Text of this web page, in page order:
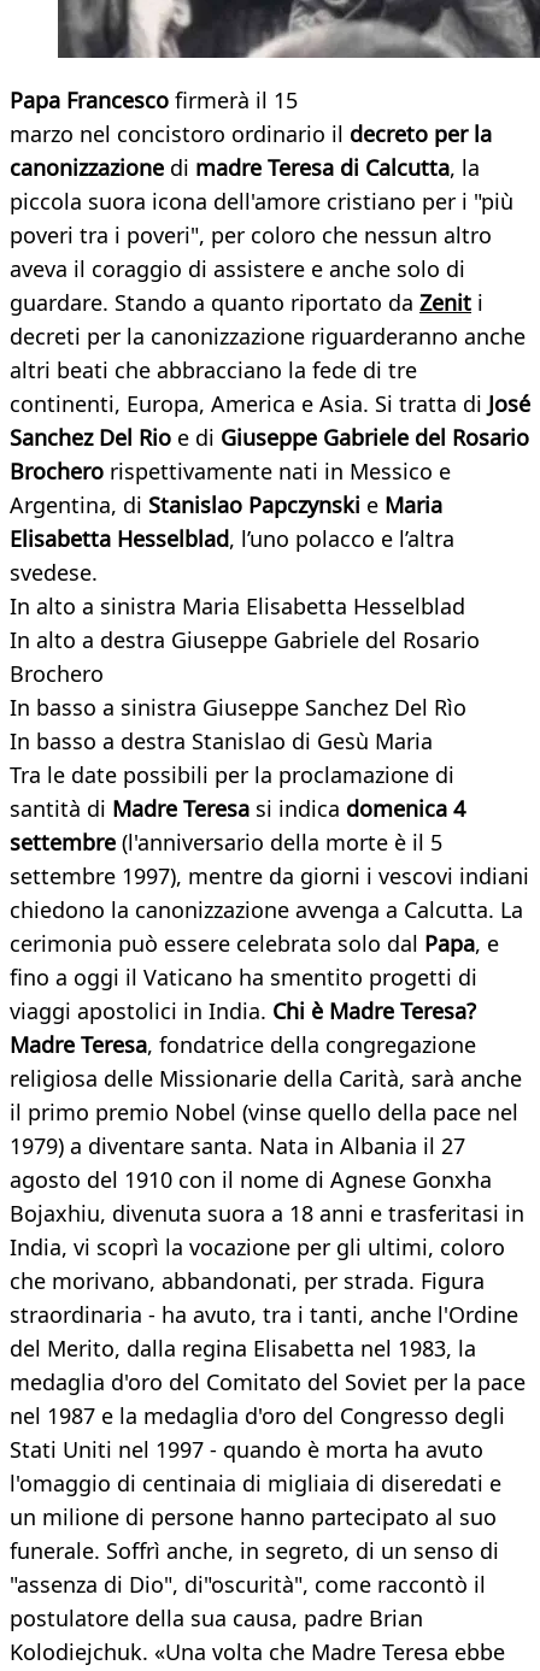
Papa Francesco firmerà il 15
marzo nel concistoro ordinario il decreto per la
canonizzazione di madre Teresa di Calcutta, la
piccola suora icona dell'amore cristiano per i "più
poveri tra i poveri", per coloro che nessun altro
aveva il coraggio di assistere e anche solo di
guardare. Stando a quanto riportato da Zenit i
decreti per la canonizzazione riguarderanno anche
altri beati che abbracciano la fede di tre
continenti, Europa, America e Asia. Si tratta di José
Sanchez Del Rio e di Giuseppe Gabriele del Rosario
Brochero rispettivamente nati in Messico e
Argentina, di Stanislao Papczynski e Maria
Elisabetta Hesselblad, l’uno polacco e l’altra
svedese.
In alto a sinistra Maria Elisabetta Hesselblad
In alto a destra Giuseppe Gabriele del Rosario
Brochero
In basso a sinistra Giuseppe Sanchez Del Rìo
In basso a destra Stanislao di Gesù Maria
Tra le date possibili per la proclamazione di
santità di Madre Teresa si indica domenica 4
settembre (l'anniversario della morte è il 5
settembre 1997), mentre da giorni i vescovi indiani
chiedono la canonizzazione avvenga a Calcutta. La
cerimonia può essere celebrata solo dal Papa, e
fino a oggi il Vaticano ha smentito progetti di
viaggi apostolici in India. Chi è Madre Teresa?
Madre Teresa, fondatrice della congregazione
religiosa delle Missionarie della Carità, sarà anche
il primo premio Nobel (vinse quello della pace nel
1979) a diventare santa. Nata in Albania il 27
agosto del 1910 con il nome di Agnese Gonxha
Bojaxhiu, divenuta suora a 18 anni e trasferitasi in
India, vi scoprì la vocazione per gli ultimi, coloro
che morivano, abbandonati, per strada. Figura
straordinaria - ha avuto, tra i tanti, anche l'Ordine
del Merito, dalla regina Elisabetta nel 1983, la
medaglia d'oro del Comitato del Soviet per la pace
nel 1987 e la medaglia d'oro del Congresso degli
Stati Uniti nel 1997 - quando è morta ha avuto
l'omaggio di centinaia di migliaia di diseredati e
un milione di persone hanno partecipato al suo
funerale. Soffrì anche, in segreto, di un senso di
"assenza di Dio", di"oscurità", come raccontò il
postulatore della sua causa, padre Brian
Kolodiejchuk. «Una volta che Madre Teresa ebbe